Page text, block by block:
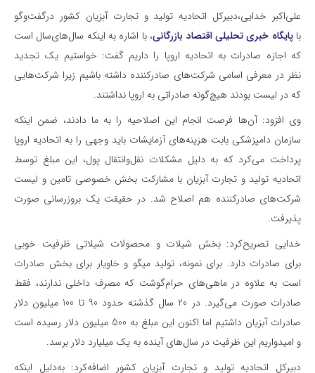
علی‌اکبر خدایی،دبیرکل اتحادیه تولید و تجارت آبزیان کشور درگفت‌وگو
باپایگاه خبری تحلیلی اقتصاد بازرگانی، با اشاره به اینکه‌‌ ‌سال‌های‌سال است
که اجازه صادرات به اتحادیه اروپا را داریم گفت: خواستیم یک تجدید
نظر در معرفی اسامی شرکت‌های صادر‌کننده داشته باشیم زیرا شرکت‌هایی
که در لیست بودند هیچ‌گونه صادراتی به اروپا نداشتند.
وی افزود: آن‌ها فرصت انجام این اصلاحیه را به ما دادند، ضمن اینکه
سازمان دامپزشکی بابت هزینه‌های آزمایشات باید وجهی را به اتحادیه اروپا
پرداخت می‌کرد که به دلیل مشکلات نقل‌و‌انتقال پول، این مبلغ توسط
اتحادیه تولید و تجارت آبزیان با مشارکت بخش خصوصی تامین و لیست
شرکت‌های صادر‌کننده هم اصلاح شد. در حقیقت یک بروزرسانی صورت
پذیرفت.
خدایی تصریح‌کرد: بخش شیلات و محصولات شیلاتی ظرفیت خوبی
برای صادرات دارد. برای نمونه، تولید میگو و خاویار برای بخش صادرات
است به علاوه در ماهی‌های حرام‌گوشت که مصرف داخلی ندارند، فقط
صادرات صورت می‌گیرد. در 20 سال گذشته حدود 90 تا 100 میلیون دلار
صادرات آبزیان داشتیم اما اکنون این مبلغ به 500 میلیون دلار رسیده است
و امیدواریم این ظرفیت در سال‌های آینده به یک میلیارد دلار برسد.
دبیرکل اتحادیه تولید و تجارت آبزیان کشور اضافه‌کرد: به‌دلیل اینکه